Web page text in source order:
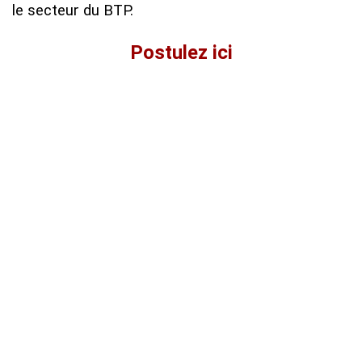
le secteur du BTP.
Postulez ici